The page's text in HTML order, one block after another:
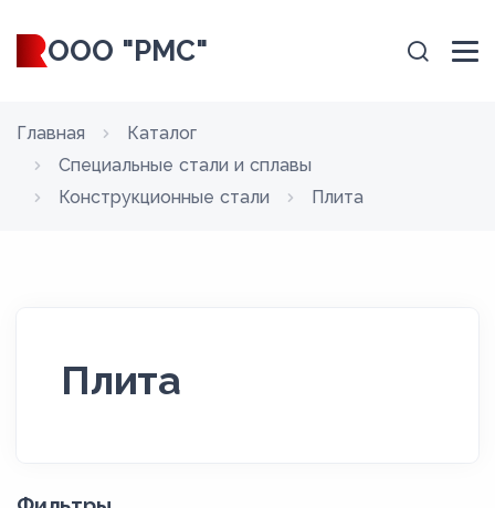
ООО "РМС"
Главная
Каталог
Специальные стали и сплавы
Конструкционные стали
Плита
Плита